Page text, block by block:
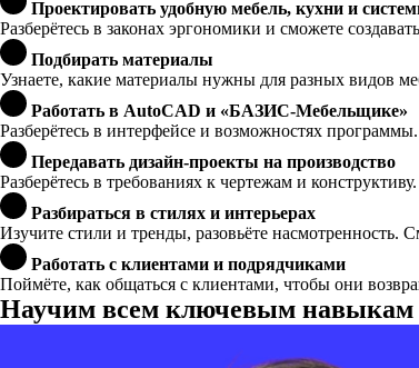
Проектировать удобную мебель, кухни и
Разберётесь в законах эргономики и сможете
Подбирать материалы
Узнаете, какие материалы нужны для разных видов
Работать в AutoCAD и «БАЗИС-Мебельщике»
Разберётесь в интерфейсе и возможностях
Передавать дизайн-проекты на производство
Разберётесь в требованиях к чертежам и
Разбираться в стилях и интерьерах
Изучите стили и тренды, разовьёте насмотренность.
Работать с клиентами и подрядчиками
Поймёте, как общаться с клиентами, чтобы они
Научим всем ключевым навыкам